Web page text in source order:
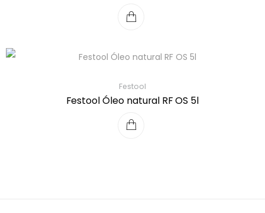
Festool
Festool Óleo natural RF OS 5l